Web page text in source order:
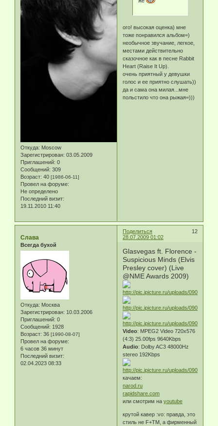
Откуда: Moscow
Зарегистрирован: 03.05.2009
Приглашений: 0
Сообщений: 309
Возраст: 40 [1986-06-11]
Провел на форуме:
Не определено
Последний визит:
19.11.2010 11:40
ого! высокая оценка) мне
тоже понравился альбом=)
необычное звучание, легкое,
местами действительно
сказочное как в песне Rabbit
Heart (Raise It Up).
очень приятный у девушки
голос и ее приятно слушать))
да и сама она милая...мне
польстило что она рыжая=)))
Поделиться
12
28.07.2009 01:02
Слава
Всегда бухой
Откуда: Москва
Зарегистрирован: 10.03.2006
Приглашений: 0
Сообщений: 1928
Возраст: 36 [1990-08-07]
Провел на форуме:
6 часов 36 минут
Последний визит:
02.04.2023 08:33
Glasvegas ft. Florence -
Suspicious Minds (Elvis
Presley cover) (Live
@NME Awards 2009)
Video: MPEG2 Video 720x576
(4:3) 25.00fps 9640Kbps
Audio: Dolby AC3 48000Hz
stereo 192Kbps
качаем:
narod.ru
rapidshare.com
или смотрим наyoutube
крутой кавер :vo: правда, это
стиль не F+TM, а фирменный